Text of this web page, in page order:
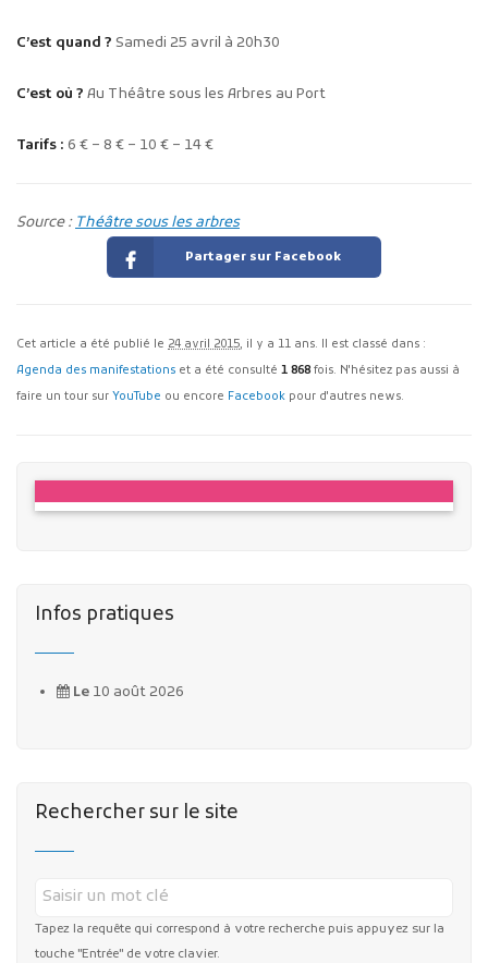
C’est quand ? Samedi 25 avril à 20h30
C’est où ? Au Théâtre sous les Arbres au Port
Tarifs : 6 € – 8 € – 10 € – 14 €
Source : Théâtre sous les arbres
Partager sur Facebook
Cet article a été publié le 24 avril 2015, il y a 11 ans. Il est classé dans :
Agenda des manifestations et a été consulté 1 868 fois. N'hésitez pas aussi à
faire un tour sur YouTube ou encore Facebook pour d'autres news.
Infos pratiques
Le10 août 2026
Rechercher sur le site
Tapez la requête qui correspond à votre recherche puis appuyez sur la
touche "Entrée" de votre clavier.